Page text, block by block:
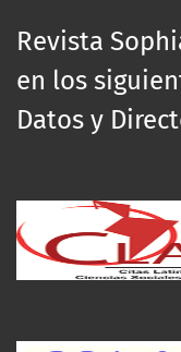
Revista
en los
Datos y